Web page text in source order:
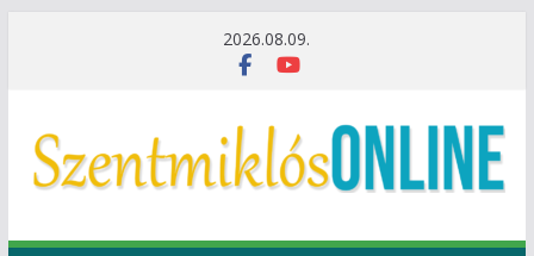
2026.08.09.